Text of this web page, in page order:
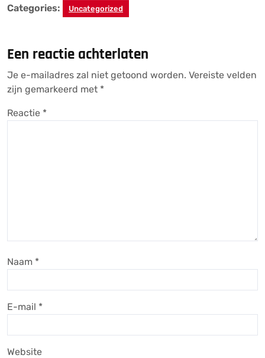
Categories: Uncategorized
Een reactie achterlaten
Je e-mailadres zal niet getoond worden. Vereiste velden
zijn gemarkeerd met *
Reactie *
Naam *
E-mail *
Website